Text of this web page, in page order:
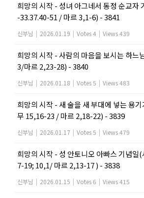
희망의 시작 - 성녀 아그네서 동정 순교자
-33.37.40-51 / 마르 3,1-6) - 3841
신부님 | 2026.01.19 | Votes 4 | Views 439
희망의 시작 - 사람의 마음을 보시는 하느
3/마르 2,23-28) - 3840
신부님 | 2026.01.18 | Votes 5 | Views 483
희망의 시작 - 새 술을 새 부대에 넣는 용
무 15,16-23 / 마르 2,18-22) - 3839
신부님 | 2026.01.17 | Votes 5 | Views 479
희망의 시작 - 성 안토니오 아빠스 기념일
7-19; 10,1/ 마르 2,13-17 ) - 3838
신부님 | 2026.01.15 | Votes 6 | Views 415